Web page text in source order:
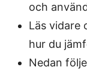
och
Läs vidare
hur du
Nedan